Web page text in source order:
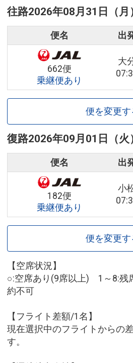
往路2026年08月31日（月
便名 出
662便
乗継便あり
大
便を変更す
復路2026年09月01日（火
便名 出
182便
乗継便あり
小
便を変更す
【空席状況】
○:空席あり(9席以上) 1～8:
約不可
【フライト差額/1名】
現在選択中のフライトからの
す。